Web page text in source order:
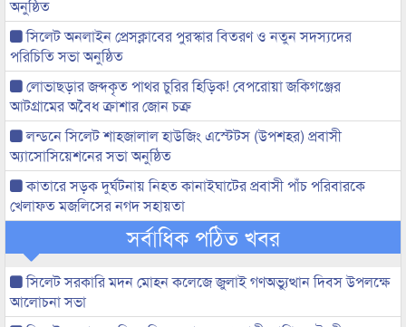
অনুষ্ঠিত
সিলেট অনলাইন প্রেসক্লাবের পুরস্কার বিতরণ ও নতুন সদস্যদের
পরিচিতি সভা অনুষ্ঠিত
লোভাছড়ার জব্দকৃত পাথর চুরির হিড়িক! বেপরোয়া জকিগঞ্জের
আটগ্রামের অবৈধ ক্রাশার জোন চক্র
লন্ডনে সিলেট শাহজালাল হাউজিং এস্টেটস (উপশহর) প্রবাসী
অ্যাসোসিয়েশনের সভা অনুষ্ঠিত
কাতারে সড়ক দুর্ঘটনায় নিহত কানাইঘাটের প্রবাসী পাঁচ পরিবারকে
খেলাফত মজলিসের নগদ সহায়তা
সর্বাধিক পঠিত খবর
সিলেট সরকারি মদন মোহন কলেজে জুলাই গণঅভ্যুত্থান দিবস উপলক্ষে
আলোচনা সভা